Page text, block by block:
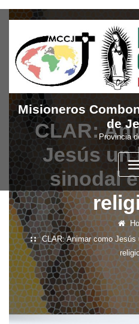
Skip
content
Misioneros
de
Provincia
CLAR:
Jesús un
sinodal
CLAR: Animar como